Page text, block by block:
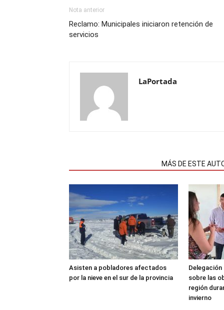
Nota anterior
Reclamo: Municipales iniciaron retención de
servicios
LaPortada
MÁS DE ESTE
Asisten a pobladores afectados
por la nieve en el sur de la provincia
Delegación
sobre las
región
invierno